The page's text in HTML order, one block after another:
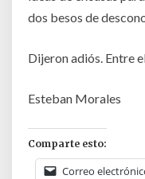
dos besos de
Dijeron adiós. Entre
Esteban Morales
Comparte esto:
Correo